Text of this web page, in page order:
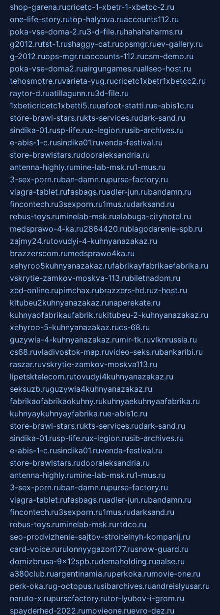
shop-garena.rucricetc-1-xbetr-1-xbetcc-2.ru
one-life-story.rutop-halyava.ruaccounts112.ru
poka-vse-doma-2.ru3-d-file.ruhahahaharms.ru
g2012.rutst-1.rushaggy-cat.ruopsmgr.ruev-gallery.ru
g-2012.ruops-mgr.ruaccounts-112.rucsm-demo.ru
poka-vse-doma2.ruairgungames.ruallseo-host.ru
tehosmotre.ruvarieta-yug.rucricetc1xbetr1xbetcc2.ru
raytor-d.ruatillagunn.ru3d-file.ru
1xbeticricetc1xbetti5.ruuafoot-statti.rue-abis1c.ru
store-brawl-stars.rukts-services.rudark-sand.ru
sindika-01.rusp-life.rux-legion.rusib-archives.ru
e-abis-1-c.rusindika01.ruvenda-festival.ru
store-brawlstars.rudooraleksandria.ru
antenna-highly.rumine-lab-msk.ru1-mus.ru
3-sex-porn.ruban-damn.rupurse-factory.ru
viagra-tablet.rufasbags.ruadler-jun.rubandamn.ru
fincontech.ru3sexporn.ru1mus.rudarksand.ru
rebus-toys.ruminelab-msk.rualabuga-cityhotel.ru
medsprawo-4-ka.ru2864420.rublagodarenie-spb.ru
zajmy24.rutovudyi-4-kuhnyanazakaz.ru
brazzerscom.rumedsprawo4ka.ru
xehyroo5kuhnyanazakaz.rufabrikayfabrikaefabrika.ru
vskrytie-zamkov-moskva-113.rubiletnadom.ru
zed-online.rupimchax.rubrazzers-hd.ruz-host.ru
kitubeu2kuhnyanazakaz.runaperekate.ru
kuhnyaofabrikaufabrik.rukitubeu-2-kuhnyanazakaz.ru
xehyroo-5-kuhnyanazakaz.rucs-68.ru
guzywia-4-kuhnyanazakaz.rumir-tk.ruvlknrussia.ru
cs68.ruvladivostok-map.ruvideo-seks.rubankaribi.ru
raszar.ruvskrytie-zamkov-moskva113.ru
lipetsktelecom.rutovudyi4kuhnyanazakaz.ru
seksuzb.ruguzywia4kuhnyanazakaz.ru
fabrikaofabrikaokuhny.rukuhnyaekuhnyaafabrika.ru
kuhnyaykuhnyayfabrika.rue-abis1c.ru
store-brawl-stars.rukts-services.rudark-sand.ru
sindika-01.rusp-life.rux-legion.rusib-archives.ru
e-abis-1-c.rusindika01.ruvenda-festival.ru
store-brawlstars.rudooraleksandria.ru
antenna-highly.rumine-lab-msk.ru1-mus.ru
3-sex-porn.ruban-damn.rupurse-factory.ru
viagra-tablet.rufasbags.ruadler-jun.rubandamn.ru
fincontech.ru3sexporn.ru1mus.rudarksand.ru
rebus-toys.ruminelab-msk.rurtdco.ru
seo-prodvizhenie-sajtov-stroitelnyh-kompanij.ru
card-voice.rurulonnyygazon177.rusnow-guard.ru
domizbrusa-9x12spb.rudemaholding.ruaalse.ru
a380club.ruargentinamia.ruperkoka.rumovie-one.ru
perk-oka.rug-octopus.rusibarchives.ruandreislyusar.ru
naruto-x.rupursefactory.rutor-lyubov-i-grom.ru
spayderhed-2022.rumovieone.ruevro-dez.ru